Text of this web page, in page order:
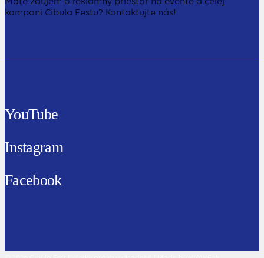
kampani Cibula Festu? Kontaktujte nás!
YouTube
Instagram
Facebook